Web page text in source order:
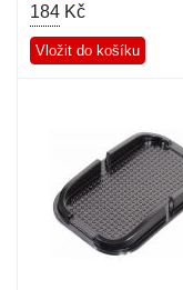
184 Kč
Vložit do košíku